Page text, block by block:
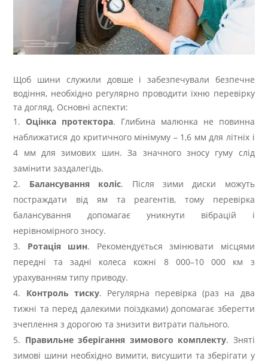
Щоб шини служили довше і забезпечували безпечне
водіння, необхідно регулярно проводити їхню перевірку
та догляд. Основні аспекти:
Оцінка протектора. Глибина малюнка не повинна
наближатися до критичного мінімуму – 1,6 мм для літніх і
4 мм для зимових шин. За значного зносу гуму слід
замінити заздалегідь.
Балансування коліс. Після зими диски можуть
постраждати від ям та реагентів, тому перевірка
балансування допомагає уникнути вібрацій і
нерівномірного зносу.
Ротація шин. Рекомендується змінювати місцями
передні та задні колеса кожні 8 000–10 000 км з
урахуванням типу приводу.
Контроль тиску. Регулярна перевірка (раз на два
тижні та перед далекими поїздками) допомагає зберегти
зчеплення з дорогою та знизити витрати пального.
Правильне зберігання зимового комплекту. Зняті
зимові шини необхідно вимити, висушити та зберігати у